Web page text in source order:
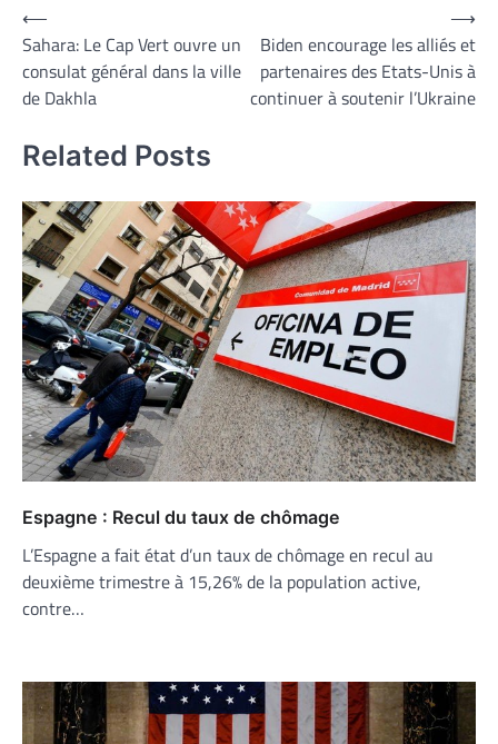
Navigation
de
l’article
⟵
Sahara: Le Cap Vert ouvre un
consulat général dans la ville
de Dakhla
Biden encourage les alliés et
partenaires des Etats-Unis à
continuer à soutenir l’Ukraine
⟶
Related Posts
Espagne : Recul du taux de chômage
L’Espagne a fait état d’un taux de chômage en recul au
deuxième trimestre à 15,26% de la population active,
contre…